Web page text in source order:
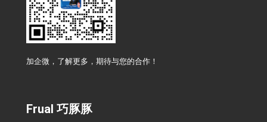
加企微，了解更多，期待与您的合作！
Frual 巧豚豚